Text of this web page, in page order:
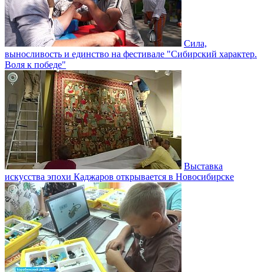
Сила,
выносливость и единство на фестивале "Сибирский характер.
Воля к победе"
Выставка
искусства эпохи Каджаров открывается в Новосибирске